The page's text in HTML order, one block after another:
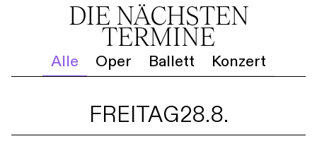
DIE NÄCHSTEN
TERMINE
Alle Oper Ballett Konzert
FREITAG28.8.